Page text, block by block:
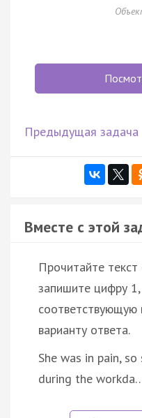
Предыдущая задача
Вместе с этой
Прочитайте
запишите цифру
варианту ответа.
She was in pain, so
during the